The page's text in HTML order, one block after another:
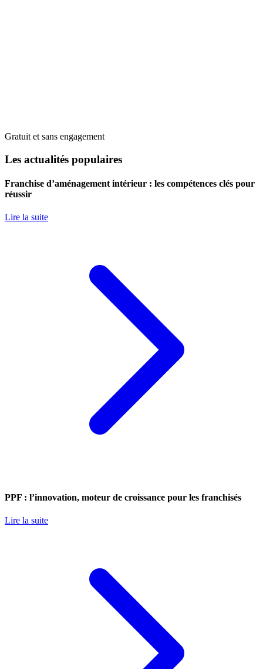
Gratuit et sans engagement
Les actualités populaires
Franchise d’aménagement intérieur : les compétences clés pour
réussir
Lire la suite
PPF : l’innovation, moteur de croissance pour les franchisés
Lire la suite